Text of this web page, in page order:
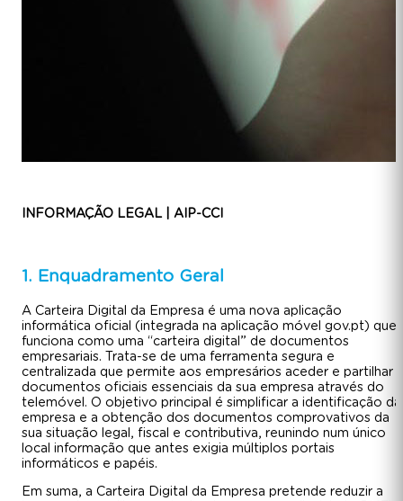
INFORMAÇÃO LEGAL | AIP-CCI
1. Enquadramento Geral
A Carteira Digital da Empresa é uma nova aplicação
informática oficial (integrada na aplicação móvel gov.pt) que
funciona como uma “carteira digital” de documentos
empresariais. Trata-se de uma ferramenta segura e
centralizada que permite aos empresários aceder e partilhar
documentos oficiais essenciais da sua empresa através do
telemóvel. O objetivo principal é simplificar a identificação da
empresa e a obtenção dos documentos comprovativos da
sua situação legal, fiscal e contributiva, reunindo num único
local informação que antes exigia múltiplos portais
informáticos e papéis.
Em suma, a Carteira Digital da Empresa pretende reduzir a